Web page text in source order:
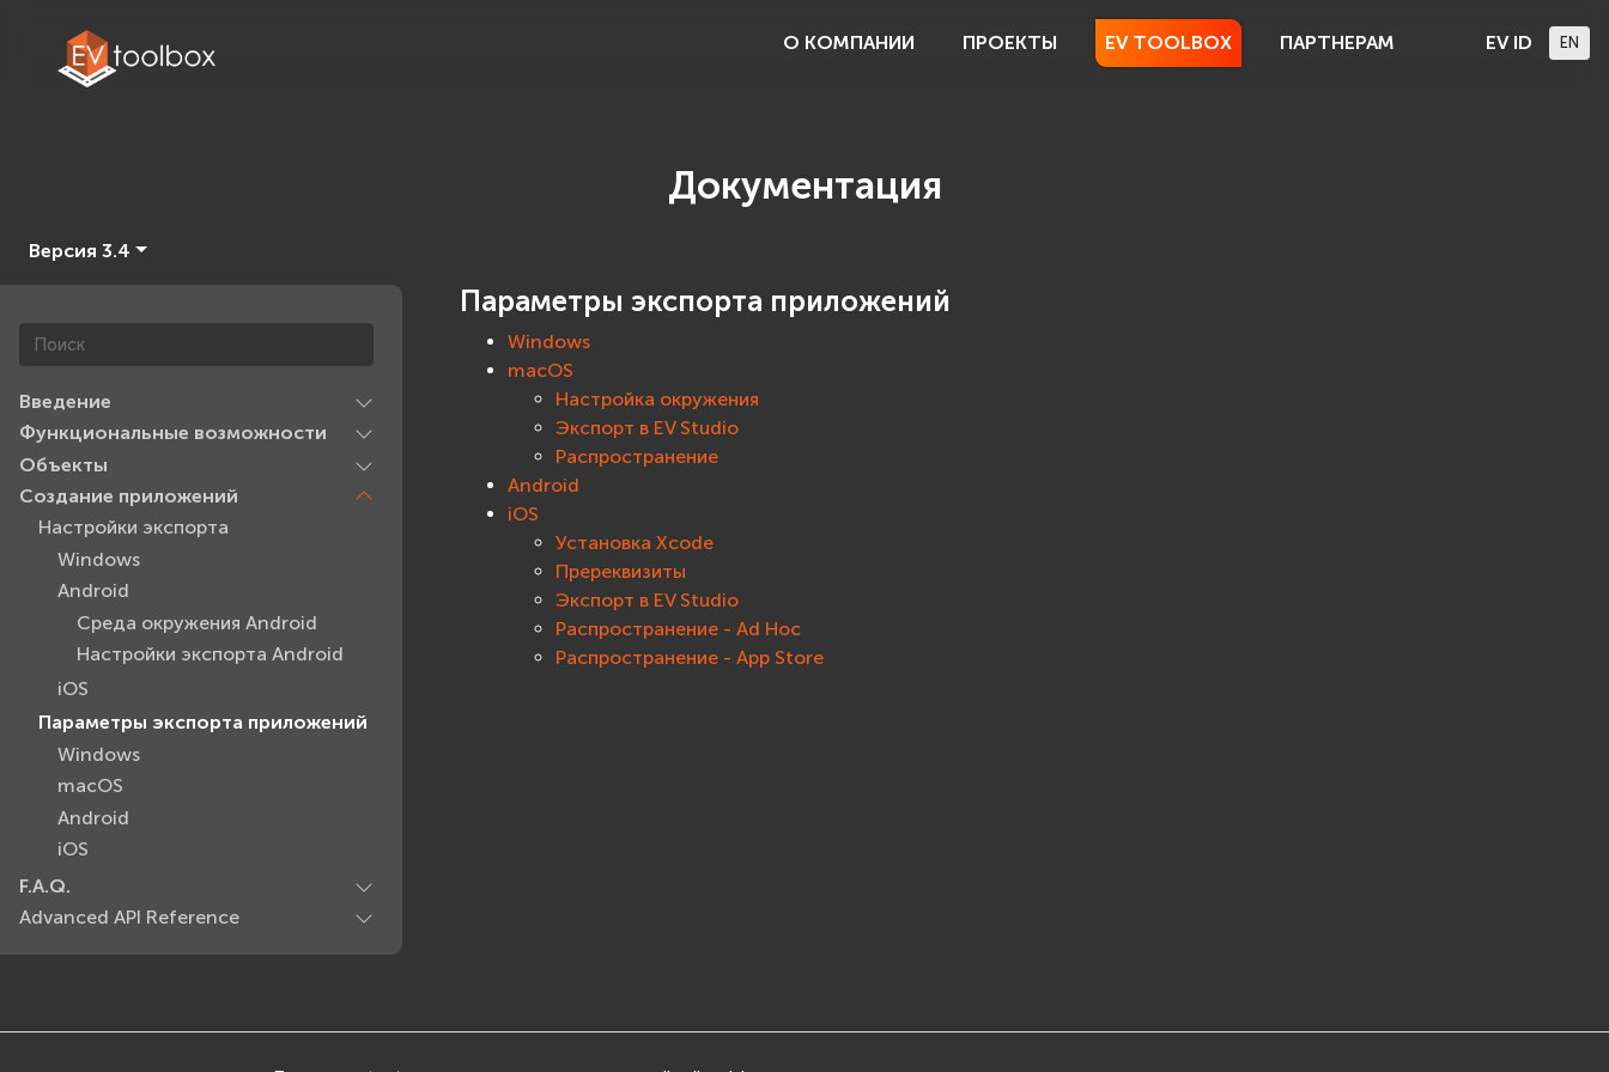
О КОМПАНИИ ПРОЕКТЫ EV TOOLBOX ПАРТНЕРАМ EV ID EN
Документация
Версия 3.4
Введение
Функциональные возможности
Объекты
Создание приложений
Настройки экспорта
Windows
Android
Среда окружения Android
Настройки экспорта Android
iOS
Параметры экспорта приложений
Windows
macOS
Android
iOS
F.A.Q.
Advanced API Reference
Параметры экспорта приложений
Windows
macOS
Настройка окружения
Экспорт в EV Studio
Распространение
Android
iOS
Установка Xcode
Пререквизиты
Экспорт в EV Studio
Распространение - Ad Hoc
Распространение - App Store